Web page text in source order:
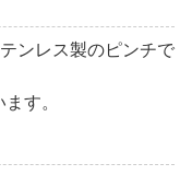
ンレス製のピンチで
す。